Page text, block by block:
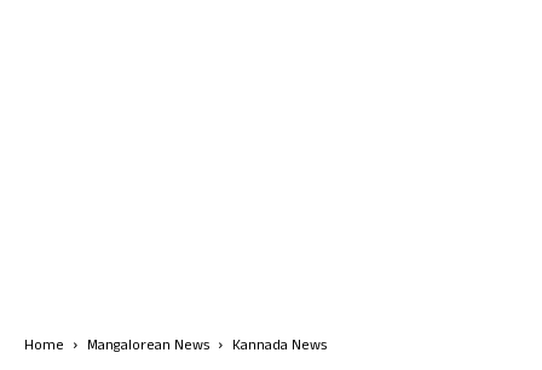
Home Mangalorean News Kannada News